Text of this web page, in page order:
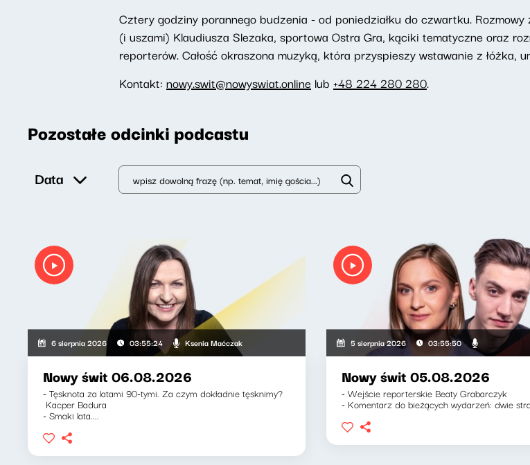
Cztery godziny porannego budzenia - od poniedziałku do czwartku.
(i uszami) Klaudiusza Slezaka, sportowa Ostra Gra, kąciki tematyczne oraz
reporterów. Całość okraszona muzyką, która przyspieszy wstawanie z łóżka,
Kontakt: nowy.swit@nowyswiat.online lub +48 224 280 280.
Pozostałe odcinki podcastu
Data
6 sierpnia 2026 03:55:24 Ksenia Maćczak
Nowy świt 06.08.2026
- Tęsknota za latami 90-tymi. Za czym dokładnie tęsknimy?
Kacper Badura
- Smaki lata....
5 sierpnia 2026 03:55:50
Nowy świt 05.08.2026
- Wejście reporterskie Beaty Grabarczyk
- Komentarz do bieżących wydarzeń: dwie